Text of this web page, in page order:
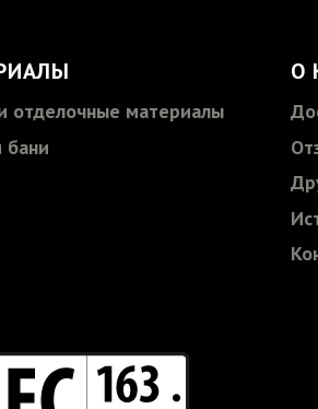
отделочные материалы
бани
О